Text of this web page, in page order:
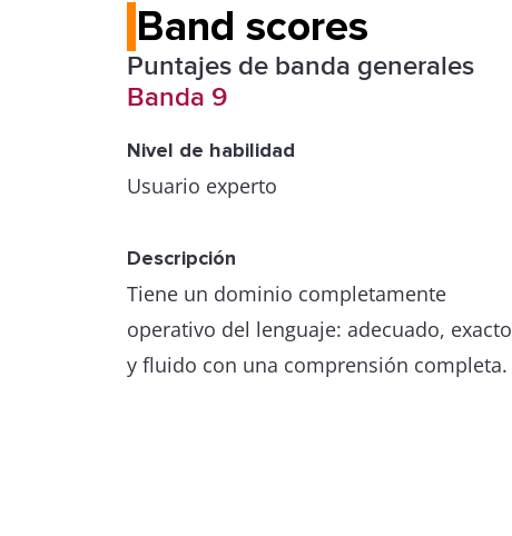
Band scores
Puntajes de banda generales
Banda 9
Nivel de habilidad
Usuario experto
Descripción
Tiene un dominio completamente
operativo del lenguaje: adecuado, exacto
y fluido con una comprensión completa.